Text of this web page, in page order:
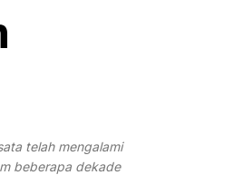
telah mengalami
beberapa dekade